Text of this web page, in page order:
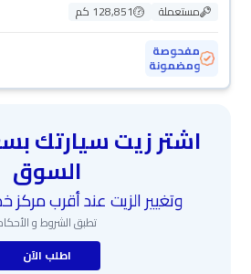
مستعملة
128,851 كم
مفحوصة
ومضمونة
اشتر زيت سيارتك
السوق
وتغيير الزيت عند أقرب
تطبق الشروط و
اطلب الآن